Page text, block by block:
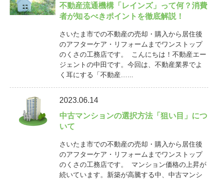
不動産流通機構「レインズ」って何？消費
者が知るべきポイントを徹底解説！
さいたま市での不動産の売却・購入から居住後
のアフターケア・リフォームまでワンストップ
のくさの工務店です。 こんにちは！不動産エー
ジェントの中田です。今回は、不動産業界でよ
く耳にする「不動産…...
2023.06.14
中古マンションの選択方法「狙い目」につ
いて
さいたま市での不動産の売却・購入から居住後
のアフターケア・リフォームまでワンストップ
のくさの工務店です。 マンション価格の上昇が
続いています。新築が高騰する中、中古マンシ